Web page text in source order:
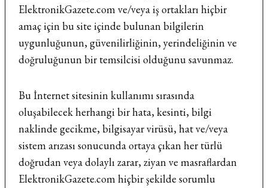
ElektronikGazete.com ve/veya iş ortakları hiçbir
amaç için bu site içinde bulunan bilgilerin
uygunluğunun, güvenilirliğinin, yerindeliğinin ve
doğruluğunun bir temsilcisi olduğunu savunmaz.
Bu İnternet sitesinin kullanımı sırasında
oluşabilecek herhangi bir hata, kesinti, bilgi
naklinde gecikme, bilgisayar virüsü, hat ve/veya
sistem arızası sonucunda ortaya çıkan her türlü
doğrudan veya dolaylı zarar, ziyan ve masraflardan
ElektronikGazete.com hiçbir şekilde sorumlu